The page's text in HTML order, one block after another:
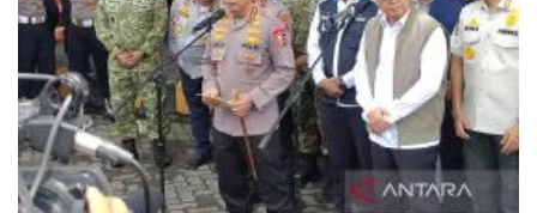
Kapolri: Puncak arus balik terlewati, kecelakaan